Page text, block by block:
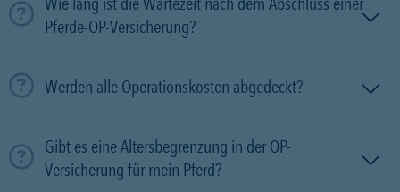
Pferde-OP-Versicherung?
Werden alle Operationskosten abgedeckt?
Gibt es eine Altersbegrenzung in der OP-
Versicherung für mein Pferd?